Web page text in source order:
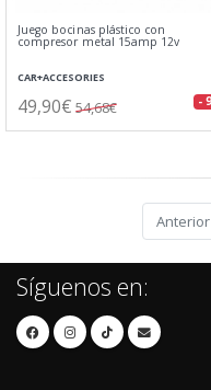
Juego bocinas plástico con
compresor metal 15amp 12v
CAR+ACCESORIES
49,90€ 54,68€ -
Anterior
Síguenos en: